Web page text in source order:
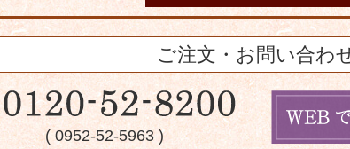
ご注文・お問い合わ
( 0952-52-5963 )